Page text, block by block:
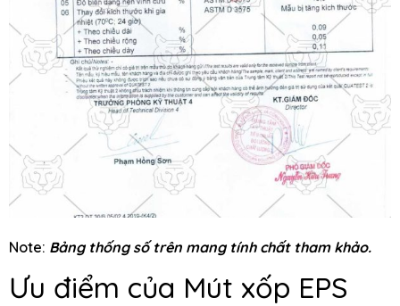
Note: Bảng thống số trên mang tính chất tham khảo.
Ưu điểm của Mút xốp EPS